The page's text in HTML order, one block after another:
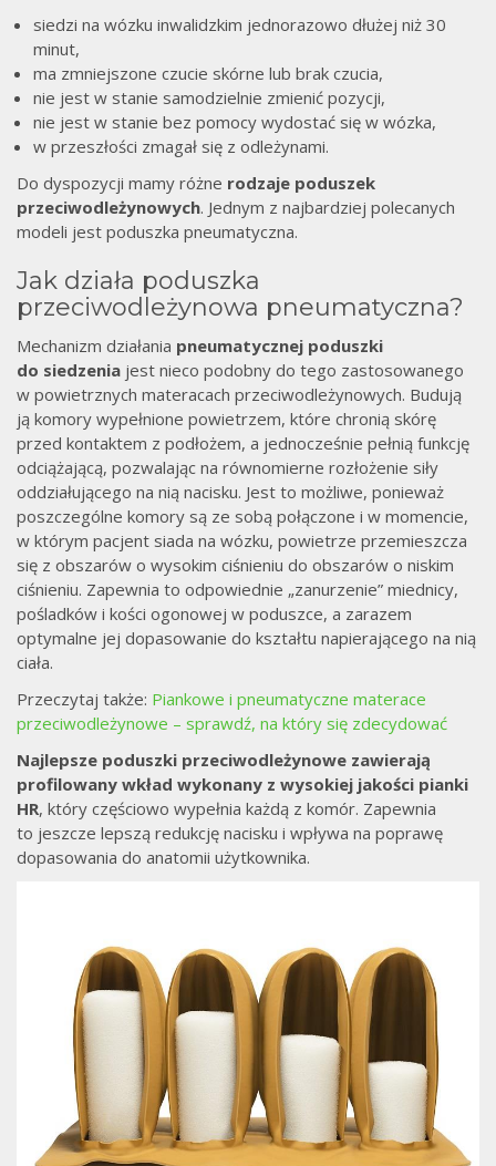
siedzi na wózku inwalidzkim jednorazowo dłużej niż 30
minut,
ma zmniejszone czucie skórne lub brak czucia,
nie jest w stanie samodzielnie zmienić pozycji,
nie jest w stanie bez pomocy wydostać się w wózka,
w przeszłości zmagał się z odleżynami.
Do dyspozycji mamy różne rodzaje poduszek
przeciwodleżynowych. Jednym z najbardziej polecanych
modeli jest poduszka pneumatyczna.
Jak działa poduszka
przeciwodleżynowa pneumatyczna?
Mechanizm działania pneumatycznej poduszki
do siedzenia jest nieco podobny do tego zastosowanego
w powietrznych materacach przeciwodleżynowych. Budują
ją komory wypełnione powietrzem, które chronią skórę
przed kontaktem z podłożem, a jednocześnie pełnią funkcję
odciążającą, pozwalając na równomierne rozłożenie siły
oddziałującego na nią nacisku. Jest to możliwe, ponieważ
poszczególne komory są ze sobą połączone i w momencie,
w którym pacjent siada na wózku, powietrze przemieszcza
się z obszarów o wysokim ciśnieniu do obszarów o niskim
ciśnieniu. Zapewnia to odpowiednie „zanurzenie” miednicy,
pośladków i kości ogonowej w poduszce, a zarazem
optymalne jej dopasowanie do kształtu napierającego na nią
ciała.
Przeczytaj także: Piankowe i pneumatyczne materace
przeciwodleżynowe – sprawdź, na który się zdecydować
Najlepsze poduszki przeciwodleżynowe zawierają
profilowany wkład wykonany z wysokiej jakości pianki
HR, który częściowo wypełnia każdą z komór. Zapewnia
to jeszcze lepszą redukcję nacisku i wpływa na poprawę
dopasowania do anatomii użytkownika.